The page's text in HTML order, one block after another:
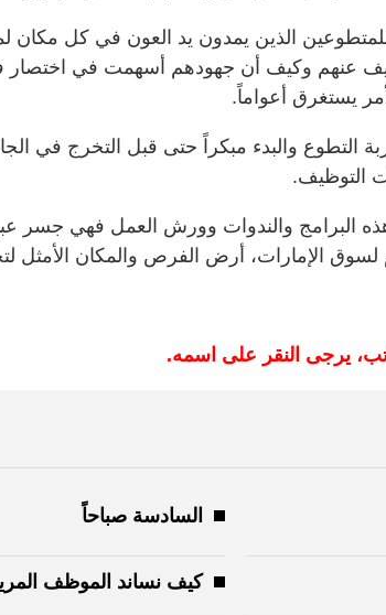
الذين يمدون يد العون في كل مكان
عنهم وكيف أن جهودهم أسهمت في اختصار
يستغرق أعواماً.
التطوع والبدء مبكراً حتى قبل التخرج في
التوظيف.
البرامج والندوات وورش العمل فهي جسر
لسوق الإمارات، أرض الفرص والمكان الأمثل
يرجى النقر على اسمه.
السادسة صباحاً
كيف نساند الموظف